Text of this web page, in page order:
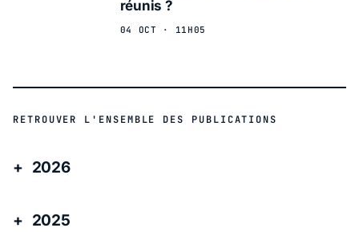
réunis ?
04 OCT · 11H05
RETROUVER L'ENSEMBLE DES PUBLICATIONS
2026
2025